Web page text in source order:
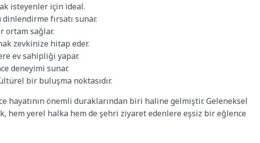
isteyenler için ideal.
fırsatı sunar.
ortam sağlar.
zevkinize hitap eder.
ev sahipliği yapar.
deneyimi sunar.
bir buluşma noktasıdır.
hayatının önemli duraklarından biri haline gelmiştir. Geleneksel
hem yerel halka hem de şehri ziyaret edenlere eşsiz bir eğlence